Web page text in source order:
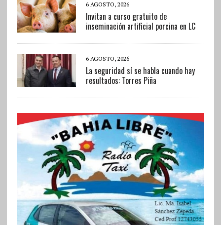
6 AGOSTO, 2026
Invitan a curso gratuito de
inseminación artificial porcina en LC
6 AGOSTO, 2026
La seguridad sí se habla cuando hay
resultados: Torres Piña